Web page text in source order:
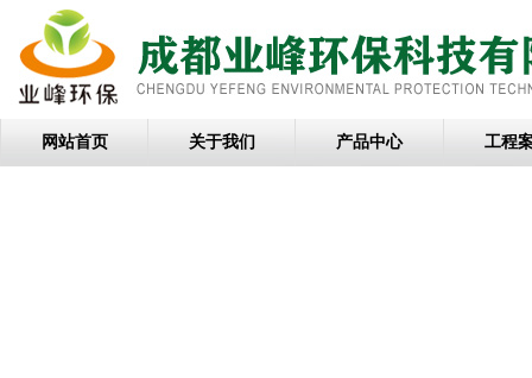
网站首页 关于我们 产品中心 工程